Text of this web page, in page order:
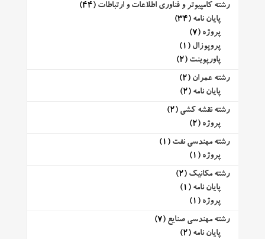
رشته کامپیوتر و فناوری اطلاعات و ارتباطات (44)
پایان نامه (34)
پروژه (7)
پروپوزال (1)
پاورپوینت (2)
رشته عمران (2)
پایان نامه (2)
رشته نقشه کشی (2)
پروژه (2)
رشته مهندسی نفت (1)
پروژه (1)
رشته مکانیک (2)
پایان نامه (1)
پروژه (1)
رشته مهندسی صنایع (7)
پایان نامه (2)